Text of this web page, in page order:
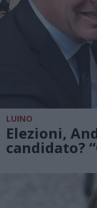
LUINO
Elezioni,
candidato?